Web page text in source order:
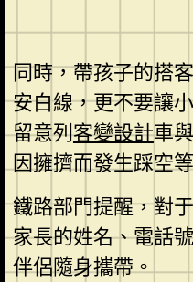
同時，帶孩子的搭
安白線，更不要讓
留意列客變設計車
因擁擠而發生踩空
鐵路部門提醒，對
家長的姓名、電話
伴侶隨身攜帶。